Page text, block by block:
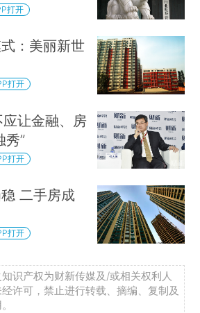
打开
：美丽新世
打开
让金融、房
秀”
打开
二手房成
打开
识产权为财新传媒及/或相关权利人
许可，禁止进行转载、摘编、复制及